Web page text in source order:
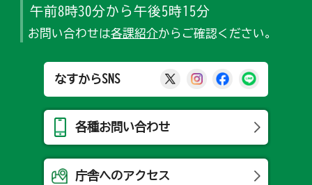
午前8時30分から午後5時15分
お問い合わせは各課紹介からご確認ください。
なすからSNS 那須烏山市公式X
那須烏山市公式
那須烏山市
各種お問い合わせ
庁舎へのアクセス